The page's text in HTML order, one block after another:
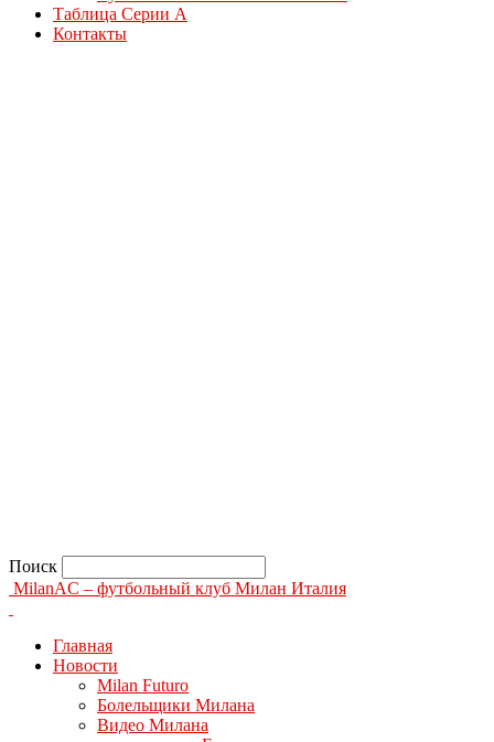
Таблица Серии А
Контакты
Поиск
MilanAC – футбольный клуб Милан Италия
Главная
Новости
Milan Futuro
Болельщики Милана
Видео Милана